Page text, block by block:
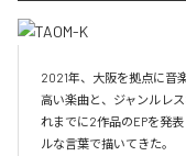
2021年、大阪を拠点に音
高い楽曲と、ジャンルレ
れまでに2作品のEPを発
ルな言葉で描いてきた。